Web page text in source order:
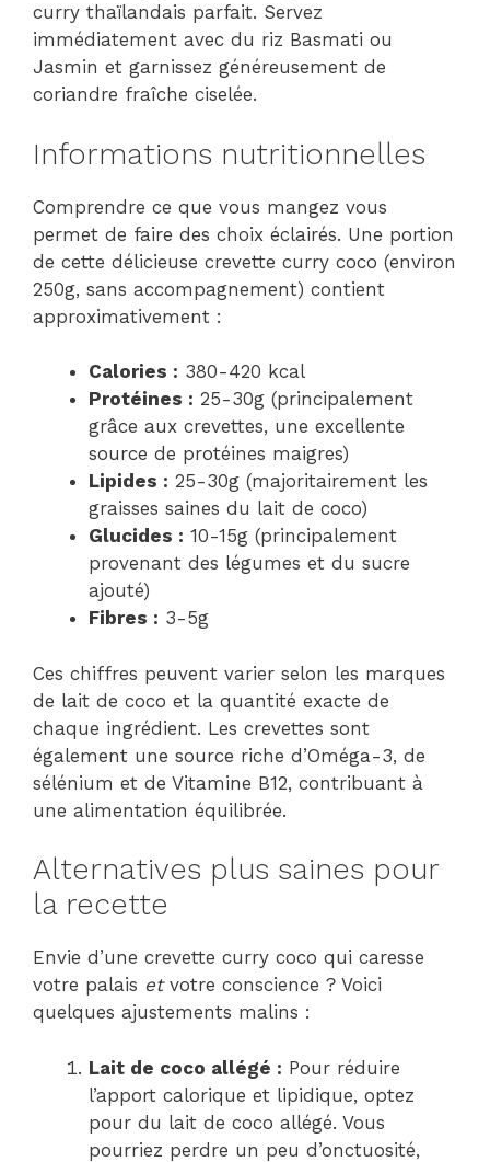
curry thaïlandais parfait. Servez
immédiatement avec du riz Basmati ou
Jasmin et garnissez généreusement de
coriandre fraîche ciselée.
Informations nutritionnelles
Comprendre ce que vous mangez vous
permet de faire des choix éclairés. Une portion
de cette délicieuse crevette curry coco (environ
250g, sans accompagnement) contient
approximativement :
Calories : 380-420 kcal
Protéines : 25-30g (principalement
grâce aux crevettes, une excellente
source de protéines maigres)
Lipides : 25-30g (majoritairement les
graisses saines du lait de coco)
Glucides : 10-15g (principalement
provenant des légumes et du sucre
ajouté)
Fibres : 3-5g
Ces chiffres peuvent varier selon les marques
de lait de coco et la quantité exacte de
chaque ingrédient. Les crevettes sont
également une source riche d’Oméga-3, de
sélénium et de Vitamine B12, contribuant à
une alimentation équilibrée.
Alternatives plus saines pour
la recette
Envie d’une crevette curry coco qui caresse
votre palais etvotre conscience ? Voici
quelques ajustements malins :
Lait de coco allégé : Pour réduire
l’apport calorique et lipidique, optez
pour du lait de coco allégé. Vous
pourriez perdre un peu d’onctuosité,